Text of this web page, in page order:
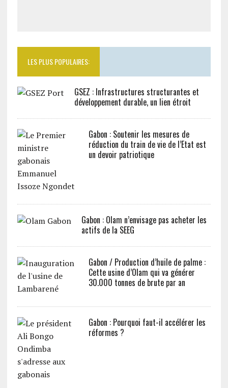
LES PLUS POPULAIRES:
GSEZ : Infrastructures structurantes et
développement durable, un lien étroit
Gabon : Soutenir les mesures de
réduction du train de vie de l’Etat est
un devoir patriotique
Gabon : Olam n’envisage pas acheter les
actifs de la SEEG
Gabon / Production d’huile de palme :
Cette usine d’Olam qui va générer
30.000 tonnes de brute par an
Gabon : Pourquoi faut-il accélérer les
réformes ?